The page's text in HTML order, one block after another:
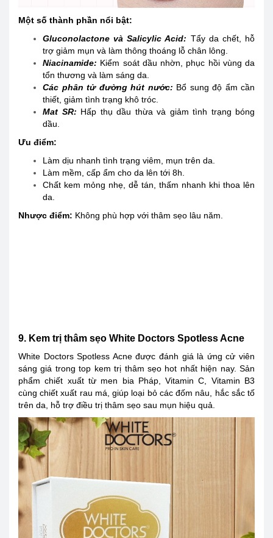
Một số thành phần nổi bật:
Gluconolactone và Salicylic Acid: Tẩy da chết, hỗ
trợ giảm mụn và làm thông thoáng lỗ chân lông.
Niacinamide: Kiểm soát dầu nhờn, phục hồi vùng da
tổn thương và làm sáng da.
Các phân tử đường hút nước: Bổ sung độ ẩm cần
thiết, giảm tình trạng khô tróc.
Mat SR: Hấp thụ dầu thừa và giảm tình trạng bóng
dầu.
Ưu điểm:
Làm dịu nhanh tình trạng viêm, mụn trên da.
Làm mềm, cấp ẩm cho da lên tới 8h.
Chất kem mỏng nhẹ, dễ tán, thấm nhanh khi thoa lên
da.
Nhược điểm: Không phù hợp với thâm sẹo lâu năm.
9. Kem trị thâm sẹo White Doctors Spotless Acne
White Doctors Spotless Acne được đánh giá là ứng cử viên
sáng giá trong top kem trị thâm sẹo hot nhất hiện nay. Sản
phẩm chiết xuất từ men bia Pháp, Vitamin C, Vitamin B3
cùng chiết xuất rau má, giúp loại bỏ các đốm nâu, hắc sắc tố
trên da, hỗ trợ điều trị thâm sẹo sau mụn hiệu quả.